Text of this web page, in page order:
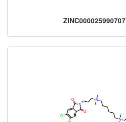
ZINC000025990707